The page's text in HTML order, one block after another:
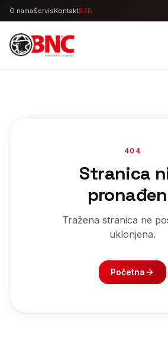
O namaServisKontaktB2B
404
Stranica
Tražena stranica ne
uklonjena.
Početna